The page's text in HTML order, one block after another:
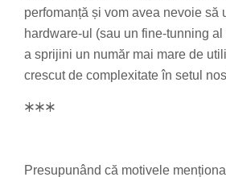
perfomanță și vom avea nevoie să
hardware-ul (sau un fine-tunning
a sprijini un număr mai mare de
crescut de complexitate în setul
***
Presupunând că motivele